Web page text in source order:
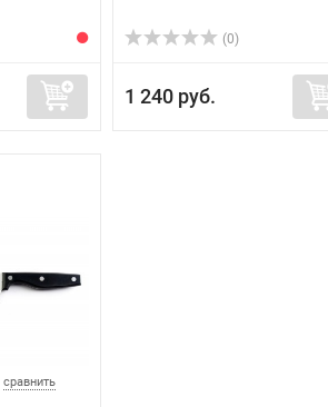
(0)
1 240 руб.
сравнить